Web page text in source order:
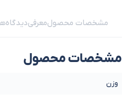
مشخصات محصولمعرفی
مشخصات محصول
وزن